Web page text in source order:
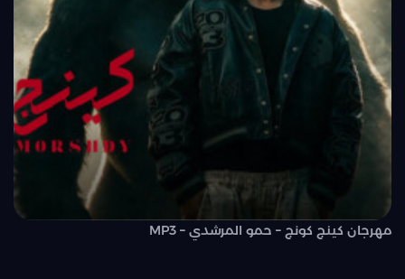
مهرجان كينج كونج – حمو المرشدي – MP3